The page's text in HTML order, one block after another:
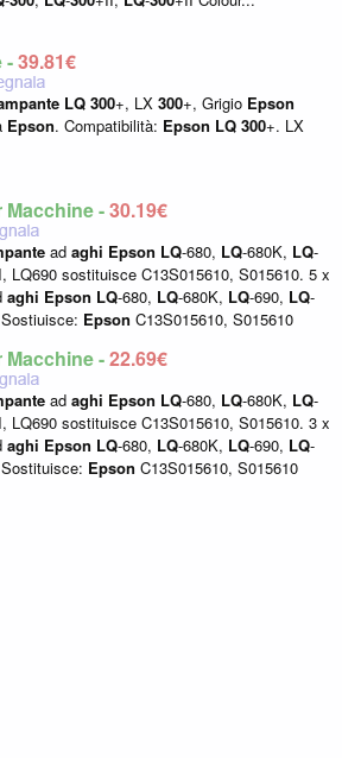
-39,81€
LQ 300+, LX 300+, Grigio Epson
Epson. Compatibilità: Epson LQ 300+. LX
-30,19€
ad aghi Epson LQ-680, LQ-680K, LQ-
LQ690 sostituisce C13S015610, S015610. 5 x
aghi Epson LQ-680, LQ-680K, LQ-690, LQ-
Epson C13S015610, S015610
-22,69€
ad aghi Epson LQ-680, LQ-680K, LQ-
LQ690 sostituisce C13S015610, S015610. 3 x
aghi Epson LQ-680, LQ-680K, LQ-690, LQ-
Epson C13S015610, S015610